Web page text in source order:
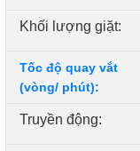
Khối lượng giặt:
Tốc độ quay vắt
(vòng/ phút):
Truyền động: